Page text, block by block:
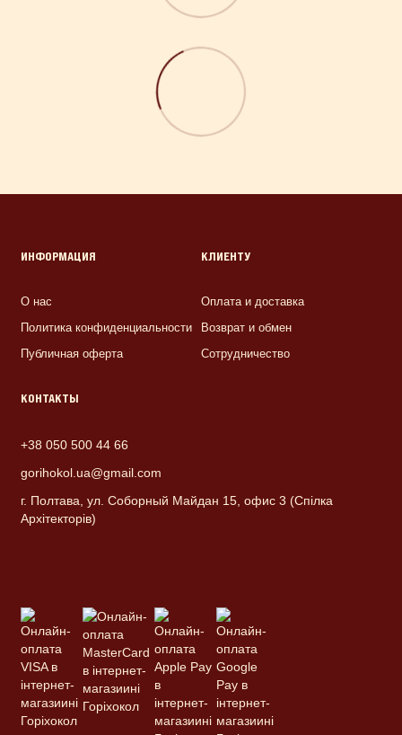
ИНФОРМАЦИЯ
О нас
Политика конфиденциальности
Публичная оферта
КЛИЕНТУ
Оплата и доставка
Возврат и обмен
Сотрудничество
КОНТАКТЫ
+38 050 500 44 66
gorihokol.ua@gmail.com
г. Полтава, ул. Соборный Майдан 15, офис 3 (Спілка
Архітекторів)